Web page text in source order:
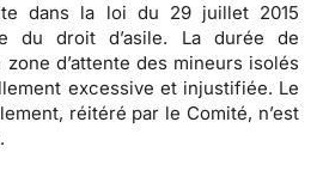
dans la loi du 29 juillet 2015
du droit d’asile. La durée de
d’attente des mineurs isolés
excessive et injustifiée. Le
réitéré par le Comité, n’est